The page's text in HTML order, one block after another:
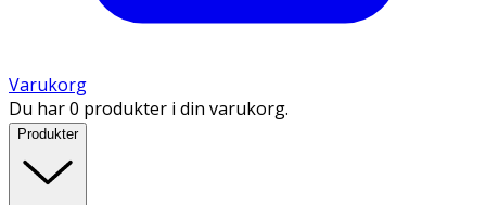
Varukorg
Du har 0 produkter i din varukorg.
Produkter